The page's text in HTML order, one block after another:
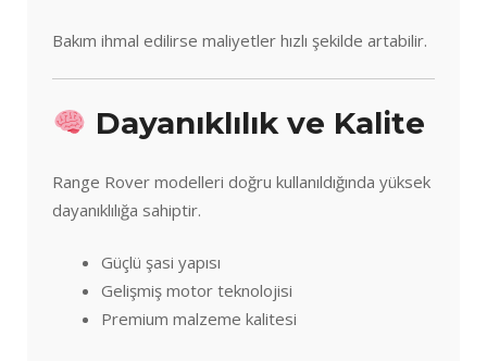
Bakım ihmal edilirse maliyetler hızlı şekilde artabilir.
Dayanıklılık ve Kalite
Range Rover modelleri doğru kullanıldığında yüksek
dayanıklılığa sahiptir.
Güçlü şasi yapısı
Gelişmiş motor teknolojisi
Premium malzeme kalitesi